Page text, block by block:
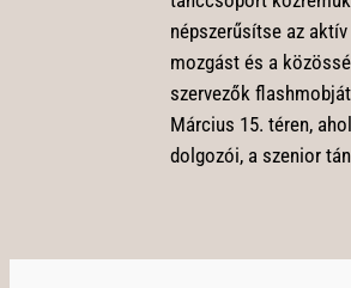
népszerűsítse az
mozgást és a
szervezők
Március 15. téren,
dolgozói, a szenior